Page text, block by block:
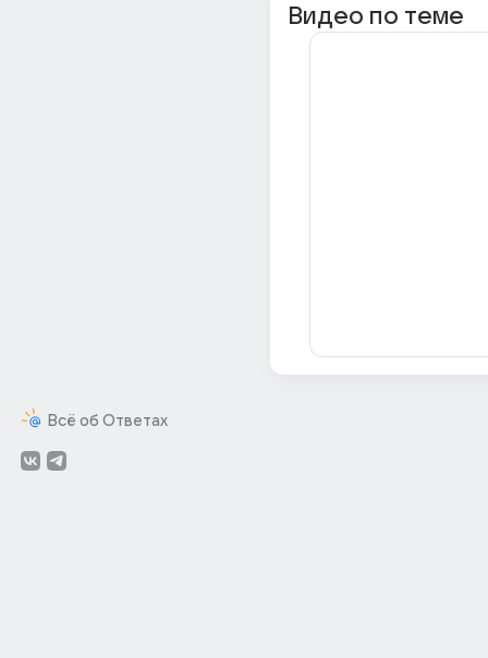
Всё об Ответах
Видео по теме